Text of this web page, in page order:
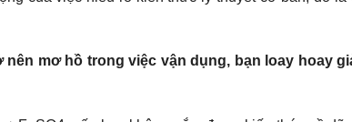
mơ hồ trong việc vận dụng, bạn loay hoay